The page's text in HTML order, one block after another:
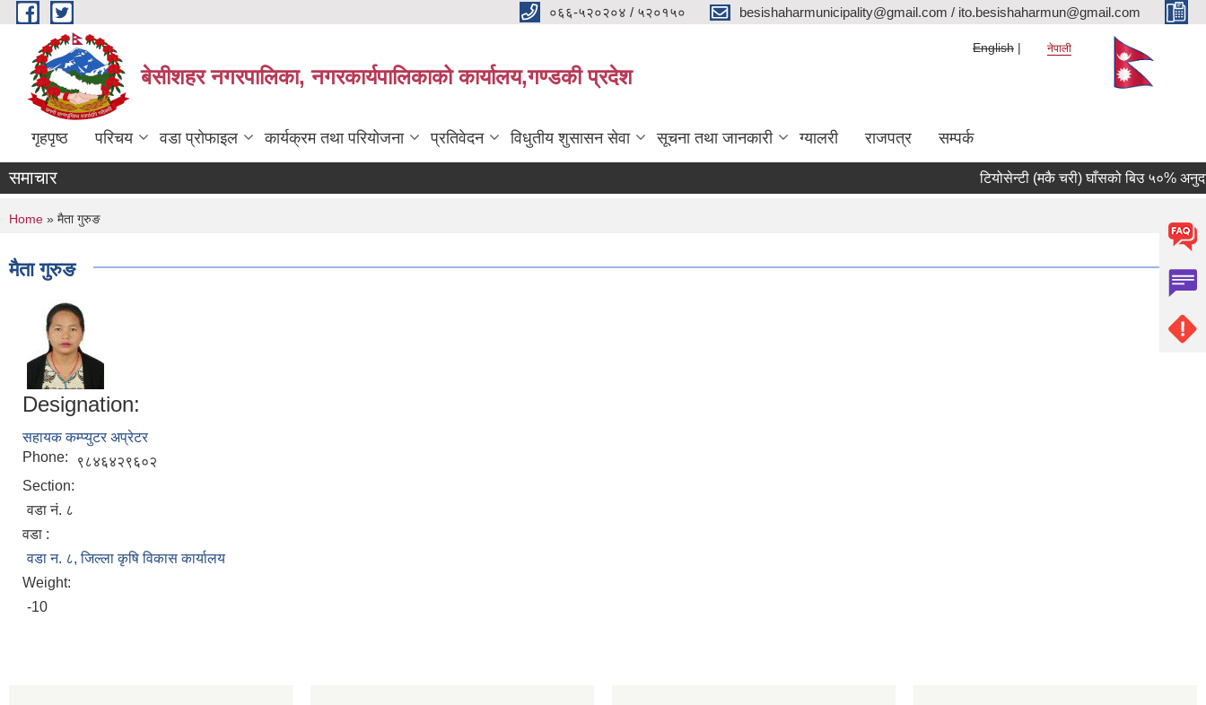
Skip to main content ०६६-५२०२०४ / ५२०१५० besishaharmunicipality@gmail.com / ito.besishaharmun@gmail.com
बेसीशहर नगरपालिका, नगरकार्यपालिकाको कार्यालय,गण्डकी प्रदेश
English नेपाली
गृहपृष्ठ परिचय वडा प्रोफाइल कार्यक्रम तथा परियोजना प्रतिवेदन विधुतीय शुसासन सेवा सूचना तथा जानकारी ग्यालरी राजपत्र सम्पर्क
समाचार टियोसेन्टी (मकै चरी) घाँसको बिउ ५०%
You are here
Home » मैता गुरुङ
मैता गुरुङ
Designation:
सहायक कम्प्युटर अप्रेटर
Phone:
९८४६४२९६०२
Section:
वडा न‌ं. ८
वडा :
वडा न. ८, जिल्ला कृषि विकास कार्यालय
Weight:
-10